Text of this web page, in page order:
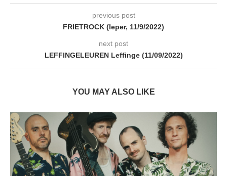
previous post
FRIETROCK (Ieper, 11/9/2022)
next post
LEFFINGELEUREN Leffinge (11/09/2022)
YOU MAY ALSO LIKE